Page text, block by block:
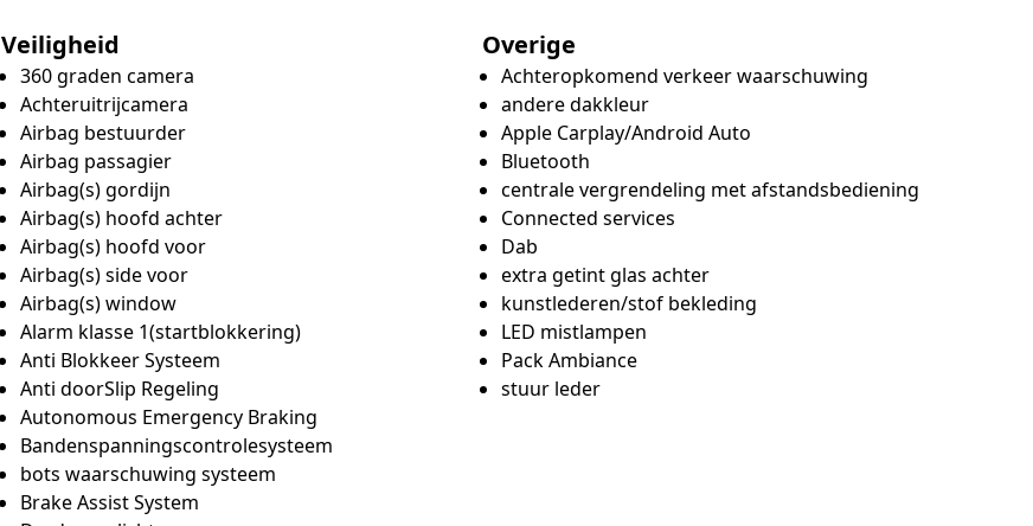
Veiligheid
360 graden camera
Achteruitrijcamera
Airbag bestuurder
Airbag passagier
Airbag(s) gordijn
Airbag(s) hoofd achter
Airbag(s) hoofd voor
Airbag(s) side voor
Airbag(s) window
Alarm klasse 1(startblokkering)
Anti Blokkeer Systeem
Anti doorSlip Regeling
Autonomous Emergency Braking
Bandenspanningscontrolesysteem
bots waarschuwing systeem
Brake Assist System
Overige
Achteropkomend verkeer waarschuwing
andere dakkleur
Apple Carplay/Android Auto
Bluetooth
centrale vergrendeling met afstandsbediening
Connected services
Dab
extra getint glas achter
kunstlederen/stof bekleding
LED mistlampen
Pack Ambiance
stuur leder